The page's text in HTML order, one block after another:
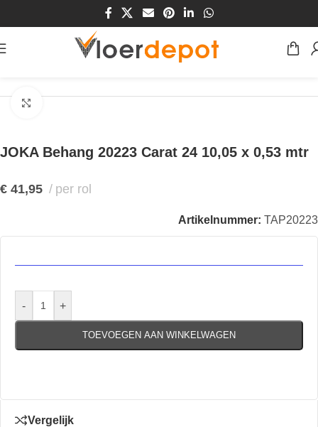
JOKA Behang 20223 Carat 24 10,05 x 0,53 mtr
€ 41,95 per rol
Artikelnummer: TAP20223
- +
TOEVOEGEN AAN WINKELWAGEN
Vergelijk